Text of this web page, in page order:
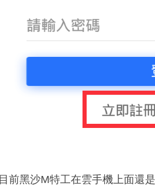
目前黑沙M特工在雲手機上面還